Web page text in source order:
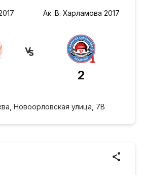
Ак .В. Харламова 2017
2
Новоорловская улица, 7В